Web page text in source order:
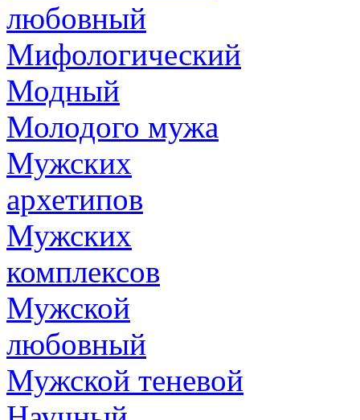
любовный
Мифологический
Модный
Молодого мужа
Мужских
архетипов
Мужских
комплексов
Мужской
любовный
Мужской теневой